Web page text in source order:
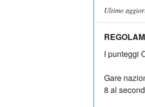
Ultimo
I punteggi
Gare
8 al